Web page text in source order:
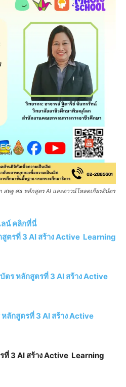
พฐ ศธ หลักสูตร AI และดาวน์โหลดเกียรติบัตร
ลน์ คลิกที่นี่
ตรที่ 3 AI สร้าง Active Learning
ตร หลักสูตรที่ 3 AI สร้าง Active
ลักสูตรที่ 3 AI สร้าง Active
ที่ 3 AI สร้าง Active Learning